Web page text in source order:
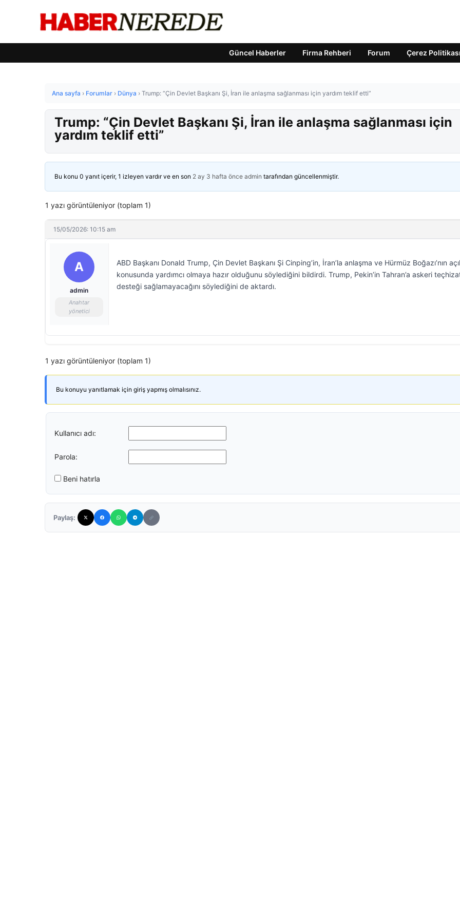
Güncel Haberler Firma Rehberi Forum Çerez Politikası
Ana sayfa › Forumlar › Dünya › Trump: “Çin Devlet Başkanı Şi, İran ile anlaşma sağlanması için yardım teklif etti”
Trump: “Çin Devlet Başkanı Şi, İran ile anlaşma sağlanması için
yardım teklif etti”
Bu konu 0 yanıt içerir, 1 izleyen vardır ve en son 2 ay 3 hafta önce admin tarafından güncellenmiştir.
1 yazı görüntüleniyor (toplam 1)
15/05/2026: 10:15 am
A
admin
Anahtar
yönetici
ABD Başkanı Donald Trump, Çin Devlet Başkanı Şi Cinping’in, İran’la anlaşma ve Hürmüz Boğazı’nın
konusunda yardımcı olmaya hazır olduğunu söylediğini bildirdi. Trump, Pekin’in Tahran’a askeri
desteği sağlamayacağını söylediğini de aktardı.
1 yazı görüntüleniyor (toplam 1)
Bu konuyu yanıtlamak için giriş yapmış olmalısınız.
Kullanıcı adı:
Parola:
Beni hatırla
Paylaş: